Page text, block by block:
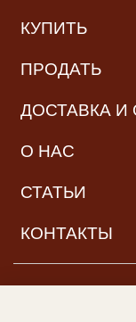
КУПИТЬ
ПРОДАТЬ
ДОСТАВКА И
О НАС
СТАТЬИ
КОНТАКТЫ